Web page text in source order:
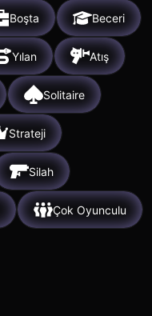
Boşta Beceri
Yılan Atış
Solitaire
Strateji
Silah
Çok Oyunculu